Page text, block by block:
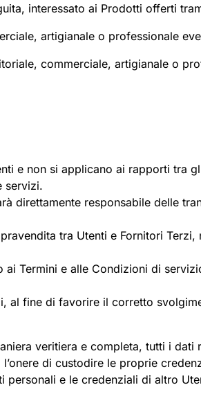
interessato ai Prodotti offerti
artigianale o professionale
commerciale, artigianale o
e non si applicano ai rapporti tra
servizi.
direttamente responsabile delle
tra Utenti e Fornitori Terzi,
ai Termini e alle Condizioni di
al fine di favorire il corretto
veritiera e completa, tutti i dati
di custodire le proprie
e le credenziali di altro